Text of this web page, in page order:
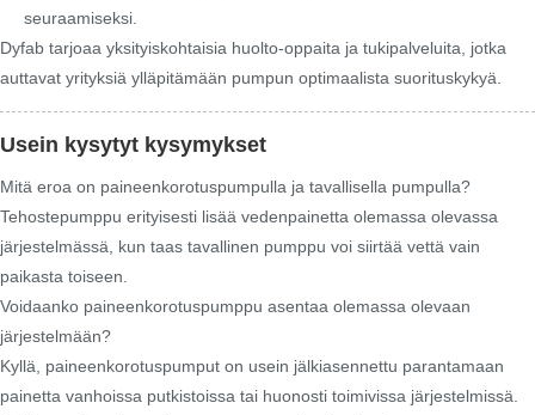
seuraamiseksi.
Dyfab tarjoaa yksityiskohtaisia ​​huolto-oppaita ja tukipalveluita, jotka
auttavat yrityksiä ylläpitämään pumpun optimaalista suorituskykyä.
Usein kysytyt kysymykset
Mitä eroa on paineenkorotuspumpulla ja tavallisella pumpulla?
Tehostepumppu erityisesti lisää vedenpainetta olemassa olevassa
järjestelmässä, kun taas tavallinen pumppu voi siirtää vettä vain
paikasta toiseen.
Voidaanko paineenkorotuspumppu asentaa olemassa olevaan
järjestelmään?
Kyllä, paineenkorotuspumput on usein jälkiasennettu parantamaan
painetta vanhoissa putkistoissa tai huonosti toimivissa järjestelmissä.